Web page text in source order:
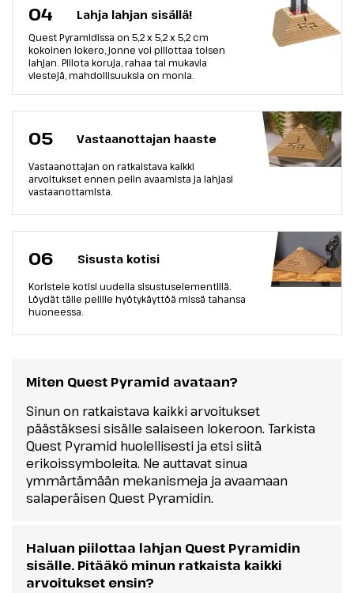
04 Lahja lahjan sisällä!
Quest Pyramidissa on 5,2 x 5,2 x 5,2 cm
kokoinen lokero, jonne voi piilottaa toisen
lahjan. Piilota koruja, rahaa tai mukavia
viestejä, mahdollisuuksia on monia.
05 Vastaanottajan haaste
Vastaanottajan on ratkaistava kaikki
arvoitukset ennen pelin avaamista ja lahjasi
vastaanottamista.
06 Sisusta kotisi
Koristele kotisi uudella sisustuselementillä.
Löydät tälle pelille hyötykäyttöä missä tahansa
huoneessa.
Miten Quest Pyramid avataan?
Sinun on ratkaistava kaikki arvoitukset
päästäksesi sisälle salaiseen lokeroon. Tarkista
Quest Pyramid huolellisesti ja etsi siitä
erikoissymboleita. Ne auttavat sinua
ymmärtämään mekanismeja ja avaamaan
salaperäisen Quest Pyramidin.
Haluan piilottaa lahjan Quest Pyramidin
sisälle. Pitääkö minun ratkaista kaikki
arvoitukset ensin?